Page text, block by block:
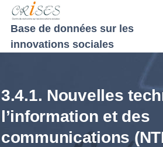
Aller au contenu principal
Base de données sur les
innovations sociales
3.4.1. Nouvelles
l’information et des
communications